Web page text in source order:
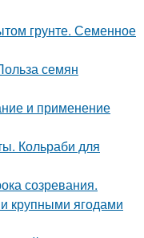
грунте. Семенное
семян
и применение
Кольраби для
созревания.
крупными ягодами